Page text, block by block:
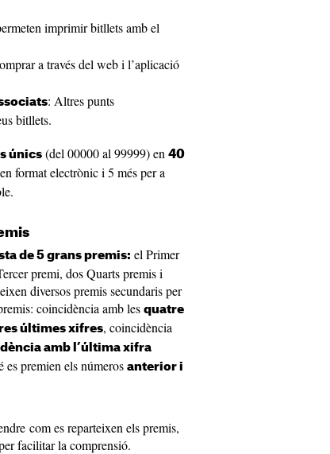
imprimir bitllets amb el
a través del web i l’aplicació
: Altres punts
bitllets.
únics (del 00000 al 99999) en 40
format electrònic i 5 més per a
de 5 grans premis: el Primer
premi, dos Quarts premis i
diversos premis secundaris per
coincidència amb les quatre
últimes xifres, coincidència
amb l’última xifra
es premien els números anterior i
com es reparteixen els premis,
facilitar la comprensió.